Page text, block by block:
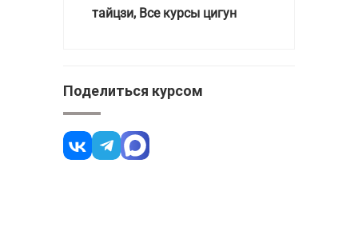
тайцзи, Все курсы цигун
Поделиться курсом